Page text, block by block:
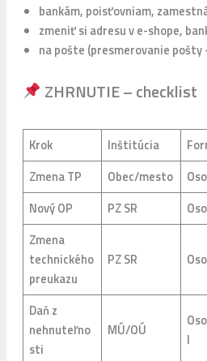
bankám, poisťovniam,
zmeniť si adresu v e-shope,
na pošte (presmerovanie pošty
ZHRNUTIE – checklist
Krok Inštitúcia
Zmena TP
Obec/mesto
Nový OP
PZ SR
Zmena
technického
preukazu
PZ SR
Daň z
nehnuteľno
sti
MÚ/OÚ
l